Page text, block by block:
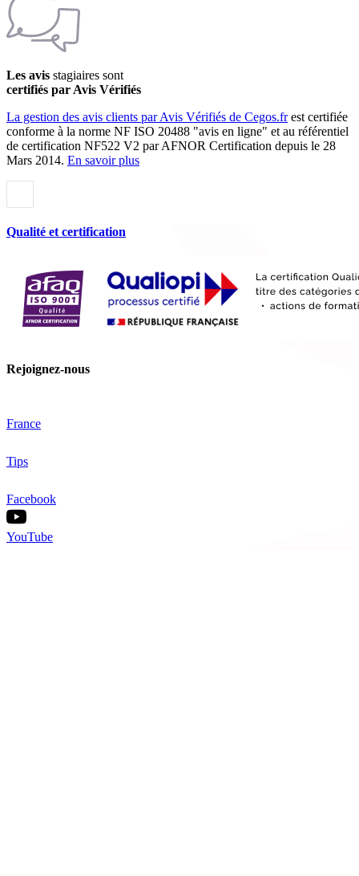
Les avis stagiaires sont
certifiés par Avis Vérifiés
La gestion des avis clients par Avis Vérifiés de Cegos.frest certifiée
conforme à la norme NF ISO 20488 "avis en ligne" et au référentiel
de certification NF522 V2 par AFNOR Certification depuis le 28
Mars 2014. En savoir plus
Qualité et certification
Rejoignez-nous
France
Tips
Facebook
YouTube